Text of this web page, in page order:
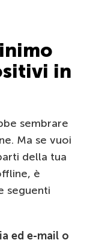
in
sembrare
Ma se vuoi
della tua
è
seguenti
ed e-mail o